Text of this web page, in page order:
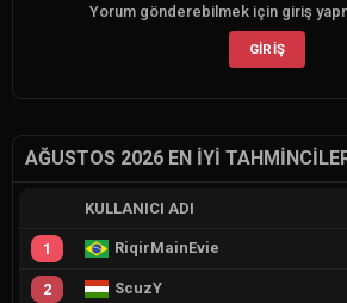
Yorum gönderebilmek için giriş
GIRIŞ
AĞUSTOS 2026 EN İYI
KULLANICI ADI
1 RiqirMainEvie
2 ScuzY